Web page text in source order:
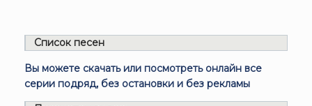
Список песен
Вы можете скачать или посмотреть онлайн все
серии подряд, без остановки и без рекламы